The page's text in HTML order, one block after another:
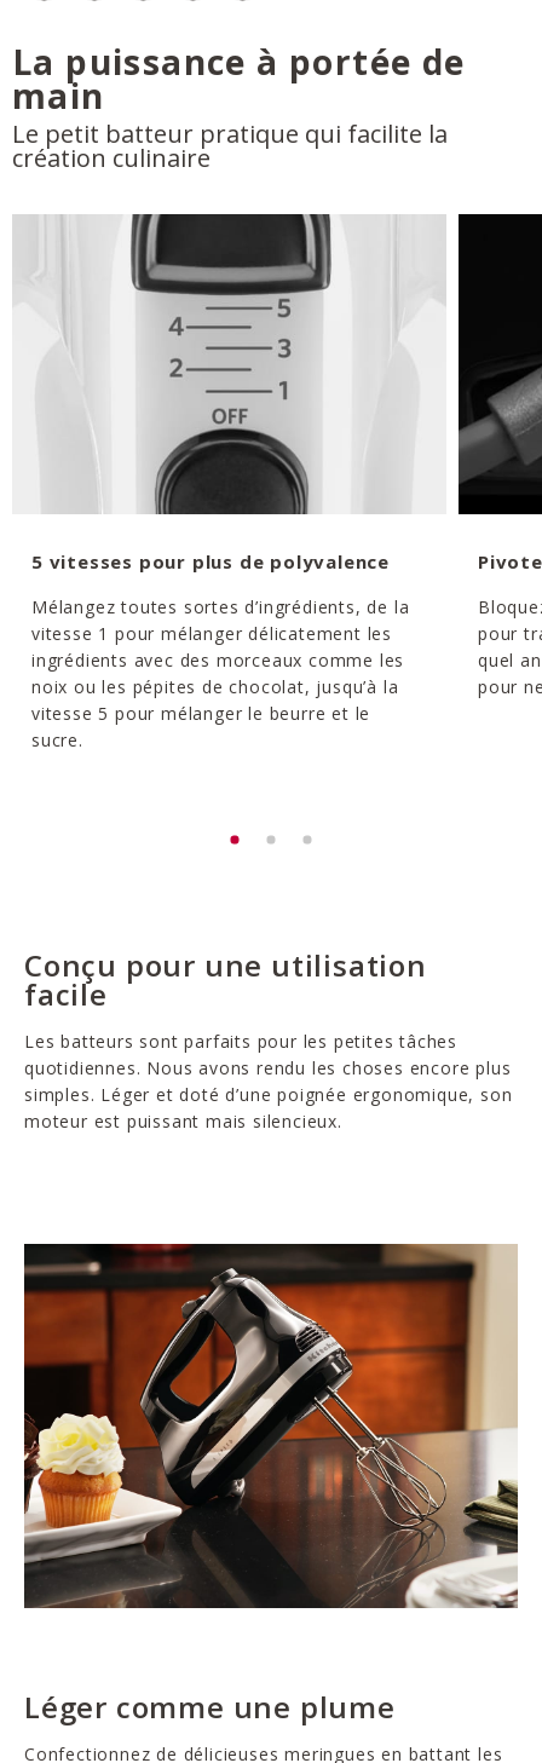
La puissance à portée de
main
Le petit batteur pratique qui facilite la
création culinaire
5 vitesses pour plus de polyvalence
Mélangez toutes sortes d’ingrédients, de la
vitesse 1 pour mélanger délicatement les
ingrédients avec des morceaux comme les
noix ou les pépites de chocolat, jusqu’à la
vitesse 5 pour mélanger le beurre et le
sucre.
pour
quel
pour
Conçu pour une utilisation
facile
Les batteurs sont parfaits pour les petites tâches
quotidiennes. Nous avons rendu les choses encore plus
simples. Léger et doté d’une poignée ergonomique, son
moteur est puissant mais silencieux.
Léger comme une plume
Confectionnez de délicieuses meringues en battant les